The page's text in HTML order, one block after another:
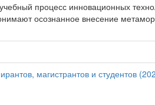
процесс инновационных
осознанное внесение
магистрантов и студентов